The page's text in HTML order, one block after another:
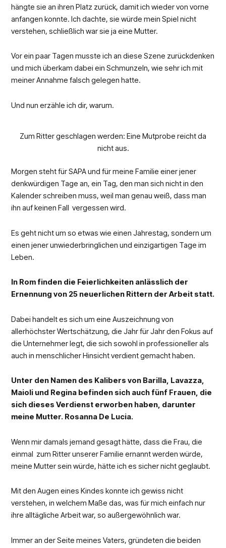
hängte sie an ihren Platz zurück, damit ich wieder von vorne
anfangen konnte. Ich dachte, sie würde mein Spiel nicht
verstehen, schließlich war sie ja eine Mutter.
Vor ein paar Tagen musste ich an diese Szene zurückdenken
und mich überkam dabei ein Schmunzeln, wie sehr ich mit
meiner Annahme falsch gelegen hatte.
Und nun erzähle ich dir, warum.
Zum Ritter geschlagen werden: Eine Mutprobe reicht da
nicht aus.
Morgen steht für SAPA und für meine Familie einer jener
denkwürdigen Tage an, ein Tag, den man sich nicht in den
Kalender schreiben muss, weil man genau weiß, dass man
ihn auf keinen Fall vergessen wird.
Es geht nicht um so etwas wie einen Jahrestag, sondern um
einen jener unwiederbringlichen und einzigartigen Tage im
Leben.
In Rom finden die Feierlichkeiten anlässlich der
Ernennung von 25 neuerlichen Rittern der Arbeit statt.
Dabei handelt es sich um eine Auszeichnung von
allerhöchster Wertschätzung, die Jahr für Jahr den Fokus auf
die Unternehmer legt, die sich sowohl in professioneller als
auch in menschlicher Hinsicht verdient gemacht haben.
Unter den Namen des Kalibers von Barilla, Lavazza,
Maioli und Regina befinden sich auch fünf Frauen, die
sich dieses Verdienst erworben haben, darunter
meine Mutter. Rosanna De Lucia.
Wenn mir damals jemand gesagt hätte, dass die Frau, die
einmal zum Ritter unserer Familie ernannt werden würde,
meine Mutter sein würde, hätte ich es sicher nicht geglaubt.
Mit den Augen eines Kindes konnte ich gewiss nicht
verstehen, in welchem Maße das, was für mich einfach nur
ihre alltägliche Arbeit war, so außergewöhnlich war.
Immer an der Seite meines Vaters, gründeten die beiden